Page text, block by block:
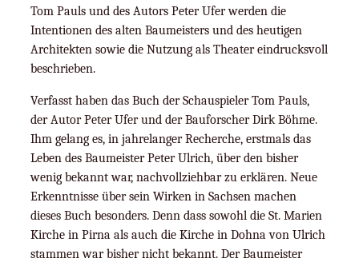
Tom Pauls und des Autors Peter Ufer werden die
Intentionen des alten Baumeisters und des heutigen
Architekten sowie die Nutzung als Theater eindrucksvoll
beschrieben.
Verfasst haben das Buch der Schauspieler Tom Pauls,
der Autor Peter Ufer und der Bauforscher Dirk Böhme.
Ihm gelang es, in jahrelanger Recherche, erstmals das
Leben des Baumeister Peter Ulrich, über den bisher
wenig bekannt war, nachvollziehbar zu erklären. Neue
Erkenntnisse über sein Wirken in Sachsen machen
dieses Buch besonders. Denn dass sowohl die St. Marien
Kirche in Pirna als auch die Kirche in Dohna von Ulrich
stammen war bisher nicht bekannt. Der Baumeister